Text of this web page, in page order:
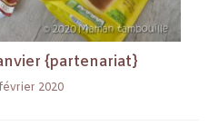
{partenariat}
2020